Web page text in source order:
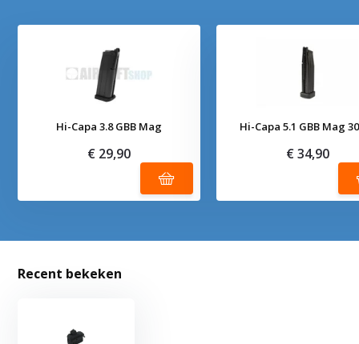
Hi-Capa 3.8 GBB Mag
€ 29,90
Hi-Capa 5.1 GBB Mag
€ 34,90
Recent bekeken